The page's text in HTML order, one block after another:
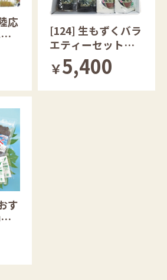
応
[124] 生もずくバラ
エティーセット
沖縄県産
￥5,400
す